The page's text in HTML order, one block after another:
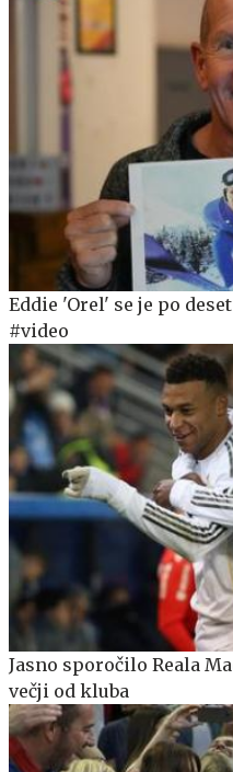
Eddie 'Orel' se je po
#video
Jasno sporočilo Reala
večji od kluba